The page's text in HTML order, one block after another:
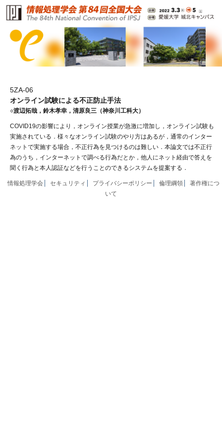
5ZA-06
オンライン試験による不正防止手法
○渡辺拓哉，鈴木孝幸，清原良三（神奈川工科大）
COVID19の影響により，オンライン授業が急激に増加し，オンライン試験も
実施されている．様々なオンライン試験のやり方はあるが，通常のインター
ネットで実施する場合，不正行為を見つけるのは難しい．本論文では不正行
為のうち，インターネットで調べる行為だとか，他人にネット経由で答えを
聞く行為と本人認証などを行うことのできるシステムを提案する．
情報処理学会 セキュリティ プライバシーポリシー 倫理綱領
著作権につ
いて